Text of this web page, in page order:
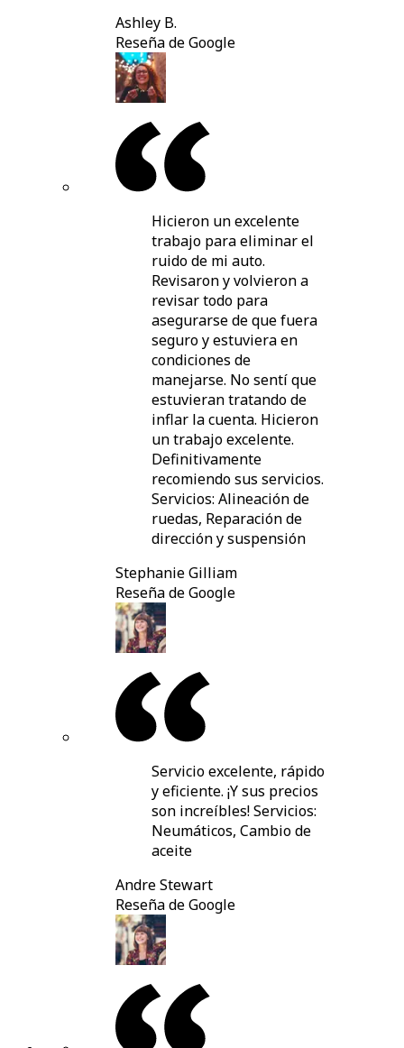
Ashley B.
Reseña de Google
Hicieron un excelente
trabajo para eliminar el
ruido de mi auto.
Revisaron y volvieron a
revisar todo para
asegurarse de que fuera
seguro y estuviera en
condiciones de
manejarse. No sentí que
estuvieran tratando de
inflar la cuenta. Hicieron
un trabajo excelente.
Definitivamente
recomiendo sus servicios.
Servicios: Alineación de
ruedas, Reparación de
dirección y suspensión
Stephanie Gilliam
Reseña de Google
Servicio excelente, rápido
y eficiente. ¡Y sus precios
son increíbles! Servicios:
Neumáticos, Cambio de
aceite
Andre Stewart
Reseña de Google